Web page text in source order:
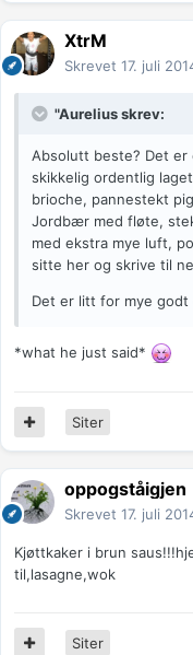
XtrM
Skrevet 17. juli
"Aurelius skrev:
Absolutt beste? Det er
skikkelig ordentlig
brioche, pannestekt
Jordbær med fløte,
med ekstra mye luft,
sitte her og skrive til
Det er litt for mye godt
*what he just said*
Siter
oppogståigjen
Skrevet 17. juli
Kjøttkaker i brun
til,lasagne,wok
Siter